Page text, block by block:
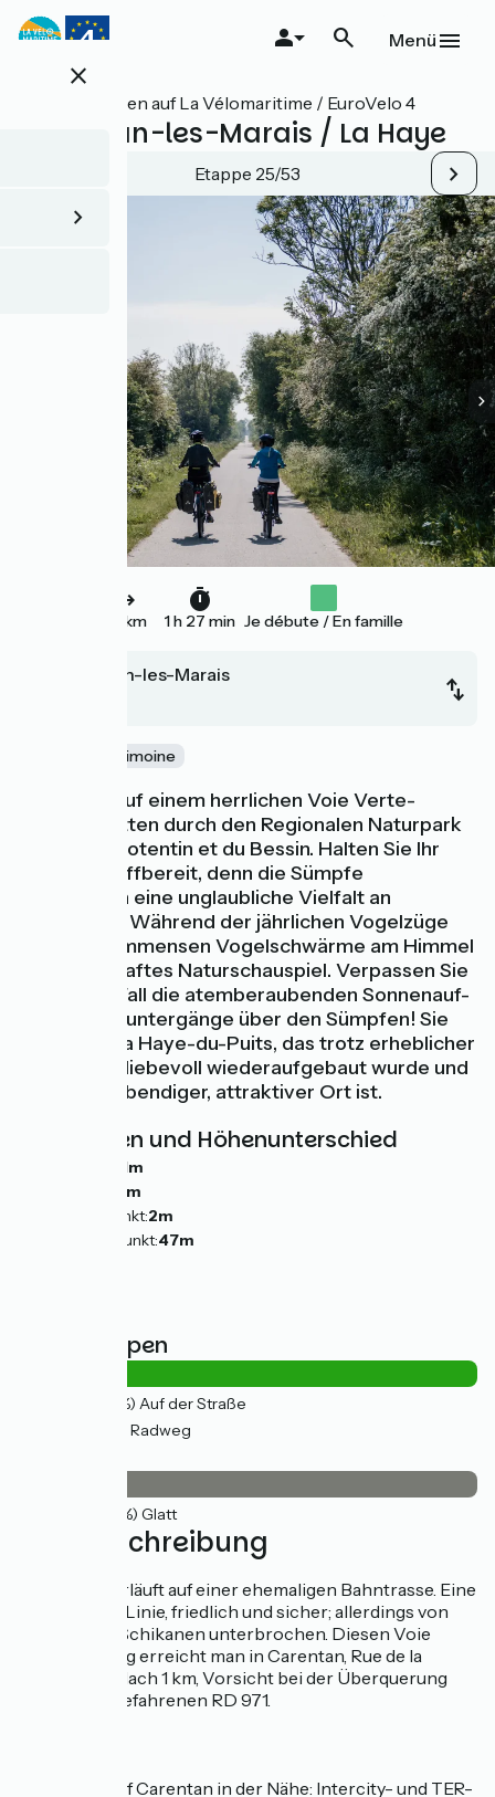
Direkt
zum
close
Menü
Alle Etappen auf La Vélomaritime / EuroVelo 4
Carentan-les-Marais / La Haye
Etappe 25/53
22 km 1 h 27 min Je débute / En famille
Carentan-les-Marais
Patrimoine
Sie radeln auf einem herrlichen Voie Verte-
Radweg mitten durch den Regionalen Naturpark
Marais du Cotentin et du Bessin. Halten Sie Ihr
Fernglas griffbereit, denn die Sümpfe
beheimaten eine unglaubliche Vielfalt an
Vogelarten. Während der jährlichen Vogelzüge
bieten die immensen Vogelschwärme am Himmel
ein zauberhaftes Naturschauspiel. Verpassen Sie
auf keinen Fall die atemberaubenden Sonnenauf-
und Sonnenuntergänge über den Sümpfen! Sie
erreichen La Haye-du-Puits, das trotz erheblicher
Zerstörung liebevoll wiederaufgebaut wurde und
heute ein lebendiger, attraktiver Ort ist.
Steigungen und Höhenunterschied
31m
0m
Tiefster Punkt:2m
Höchster Punkt:47m
Straßentypen
(4%) Auf der Straße
(96%) Radweg
(100%) Glatt
Wegbeschreibung
Die Route verläuft auf einer ehemaligen Bahntrasse. Eine
lange gerade Linie, friedlich und sicher; allerdings von
zahlreichen Schikanen unterbrochen. Diesen Voie
Verte-Radweg erreicht man in Carentan, Rue de la
Guinguette. Nach 1 km, Vorsicht bei der Überquerung
der stärker befahrenen RD 971.
Bahnhof Carentan in der Nähe: Intercity- und TER-